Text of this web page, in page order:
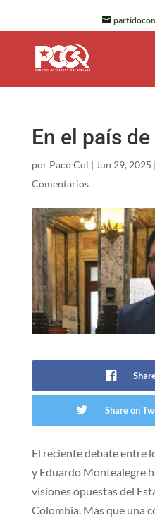
En el país
por Paco Col | Jun 29, 2025 |
Comentarios
Share on
El reciente debate entre
y Eduardo Montealegre
visiones opuestas del
Colombia. Más que una